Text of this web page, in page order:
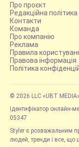
Про проєкт
Редакційна
Контакти
Команда
Про компанію
Реклама
Правила
Правова інформація
Політика
© 2026 LLC «UBT MEDIA»
Ідентифікатор онлайн-
05347
Styler є розважальним
людей, тренди і все, що